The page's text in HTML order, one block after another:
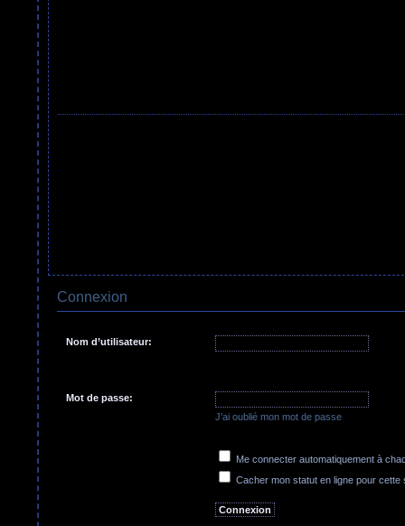
Connexion
Nom d’utilisateur:
Mot de passe:
J’ai oublié mon mot de passe
Me connecter automatiquement à
Cacher mon statut en ligne pour cette